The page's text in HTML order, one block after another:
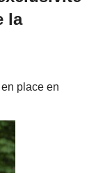
la
place en